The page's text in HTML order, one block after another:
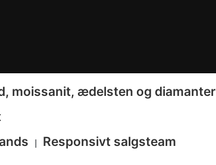
moissanit, ædelsten og diamanter
Responsivt salgsteam